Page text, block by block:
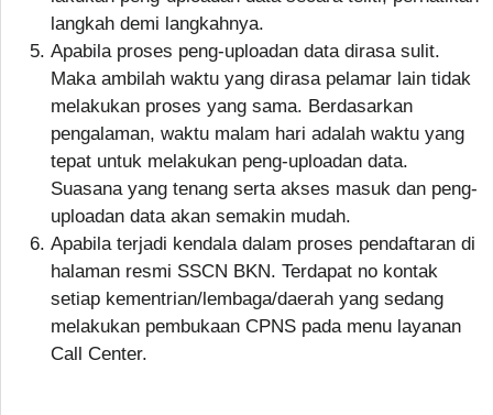
langkah demi langkahnya.
Apabila proses peng-uploadan data dirasa sulit.
Maka ambilah waktu yang dirasa pelamar lain tidak
melakukan proses yang sama. Berdasarkan
pengalaman, waktu malam hari adalah waktu yang
tepat untuk melakukan peng-uploadan data.
Suasana yang tenang serta akses masuk dan peng-
uploadan data akan semakin mudah.
Apabila terjadi kendala dalam proses pendaftaran di
halaman resmi SSCN BKN. Terdapat no kontak
setiap kementrian/lembaga/daerah yang sedang
melakukan pembukaan CPNS pada menu layanan
Call Center.